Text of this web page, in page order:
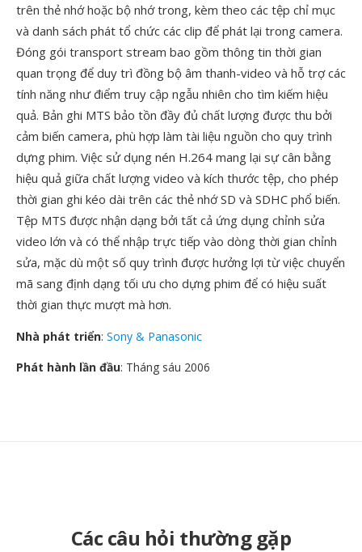
trên thẻ nhớ hoặc bộ nhớ trong, kèm theo các tệp chỉ mục
và danh sách phát tổ chức các clip để phát lại trong camera.
Đóng gói transport stream bao gồm thông tin thời gian
quan trọng để duy trì đồng bộ âm thanh-video và hỗ trợ các
tính năng như điểm truy cập ngẫu nhiên cho tìm kiếm hiệu
quả. Bản ghi MTS bảo tồn đầy đủ chất lượng được thu bởi
cảm biến camera, phù hợp làm tài liệu nguồn cho quy trình
dựng phim. Việc sử dụng nén H.264 mang lại sự cân bằng
hiệu quả giữa chất lượng video và kích thước tệp, cho phép
thời gian ghi kéo dài trên các thẻ nhớ SD và SDHC phổ biến.
Tệp MTS được nhận dạng bởi tất cả ứng dụng chỉnh sửa
video lớn và có thể nhập trực tiếp vào dòng thời gian chỉnh
sửa, mặc dù một số quy trình được hưởng lợi từ việc chuyển
mã sang định dạng tối ưu cho dựng phim để có hiệu suất
thời gian thực mượt mà hơn.
Nhà phát triển: Sony & Panasonic
Phát hành lần đầu: Tháng sáu 2006
Các câu hỏi thường gặp